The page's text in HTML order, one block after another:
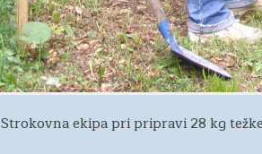
Strokovna ekipa pri pripravi 28 kg